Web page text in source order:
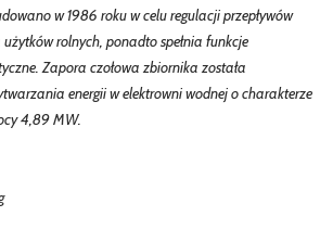
w 1986 roku w celu regulacji przepływów
rolnych, ponadto spełnia funkcje
Zapora czołowa zbiornika została
energii w elektrowni wodnej o charakterze
4,89 MW.